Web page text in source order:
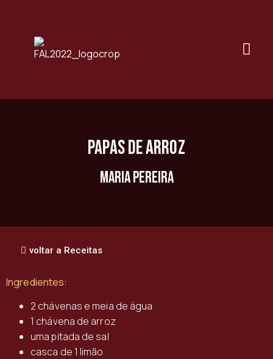
Papas de Arroz
Maria Pereira
voltar a Receitas
Ingredientes:
2 chávenas e meia de água
1 chávena de arroz
uma pitada de sal
casca de 1 limão